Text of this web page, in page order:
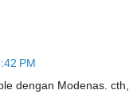
PM
dengan Modenas. cth,